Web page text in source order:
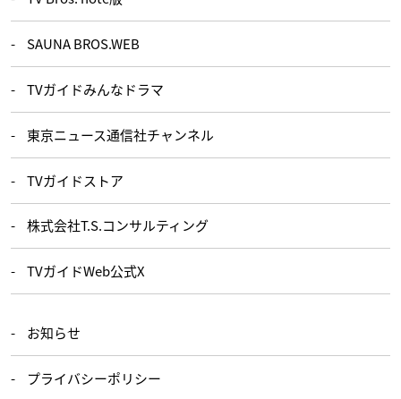
SAUNA BROS.WEB
TVガイドみんなドラマ
東京ニュース通信社チャンネル
TVガイドストア
株式会社T.S.コンサルティング
TVガイドWeb公式X
お知らせ
プライバシーポリシー